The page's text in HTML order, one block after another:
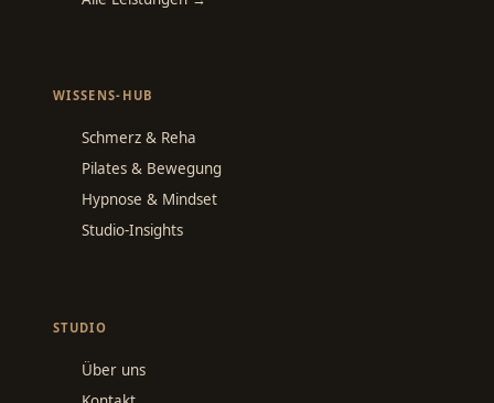
WISSENS-HUB
Schmerz & Reha
Pilates & Bewegung
Hypnose & Mindset
Studio-Insights
STUDIO
Über uns